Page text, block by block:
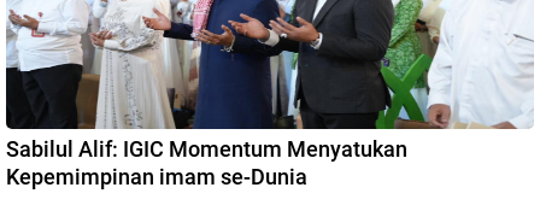
Sabilul Alif: IGIC Momentum Menyatukan
Kepemimpinan imam se-Dunia